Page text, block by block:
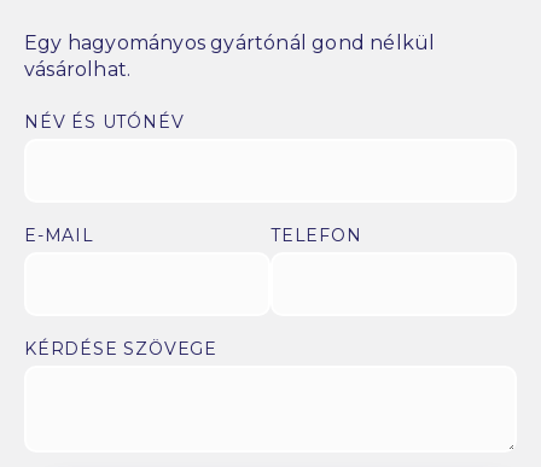
Egy hagyományos gyártónál gond nélkül
vásárolhat.
NÉV ÉS UTÓNÉV
E-MAIL TELEFON
KÉRDÉSE SZÖVEGE